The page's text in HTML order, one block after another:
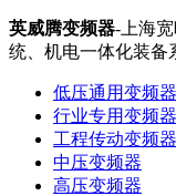
英威腾变频器-上海
统、机电一体化装备
低压通用变频器
行业专用变频器
工程传动变频器
中压变频器
高压变频器